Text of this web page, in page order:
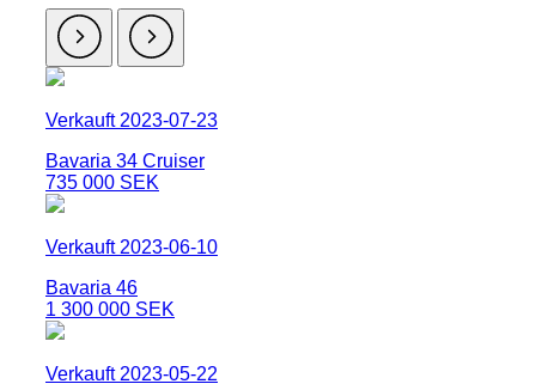
Verkauft 2023-07-23
Bavaria 34 Cruiser
735 000 SEK
Verkauft 2023-06-10
Bavaria 46
1 300 000 SEK
Verkauft 2023-05-22